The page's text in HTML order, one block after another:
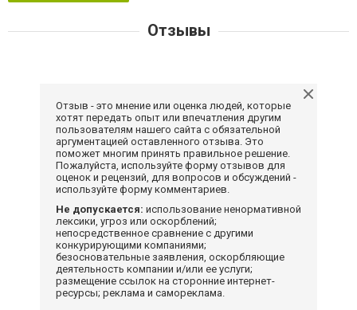
Отзывы
Отзыв - это мнение или оценка людей, которые
хотят передать опыт или впечатления другим
пользователям нашего сайта с обязательной
аргументацией оставленного отзыва. Это
поможет многим принять правильное решение.
Пожалуйста, используйте форму отзывов для
оценок и рецензий, для вопросов и обсуждений -
используйте форму комментариев.
Не допускается: использование ненормативной
лексики, угроз или оскорблений;
непосредственное сравнение с другими
конкурирующими компаниями;
безосновательные заявления, оскорбляющие
деятельность компании и/или ее услуги;
размещение ссылок на сторонние интернет-
ресурсы; реклама и самореклама.